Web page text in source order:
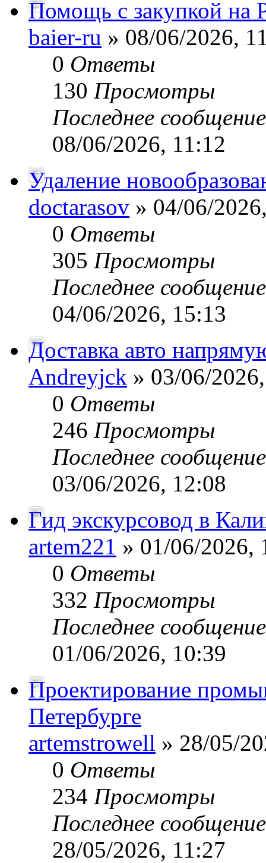
Помощь с закупкой на
baier-ru » 08/06/2026,
0 Ответы
130 Просмотры
Последнее
08/06/2026, 11:12
Удаление
doctarasov » 04/06/
0 Ответы
305 Просмотры
Последнее
04/06/2026, 15:13
Доставка авто
Andreyjck » 03/06/
0 Ответы
246 Просмотры
Последнее
03/06/2026, 12:08
Гид экскурсовод в
artem221 » 01/06/2026,
0 Ответы
332 Просмотры
Последнее
01/06/2026, 10:39
Проектирование
Петербурге
artemstrowell » 28/05/
0 Ответы
234 Просмотры
Последнее
28/05/2026, 11:27